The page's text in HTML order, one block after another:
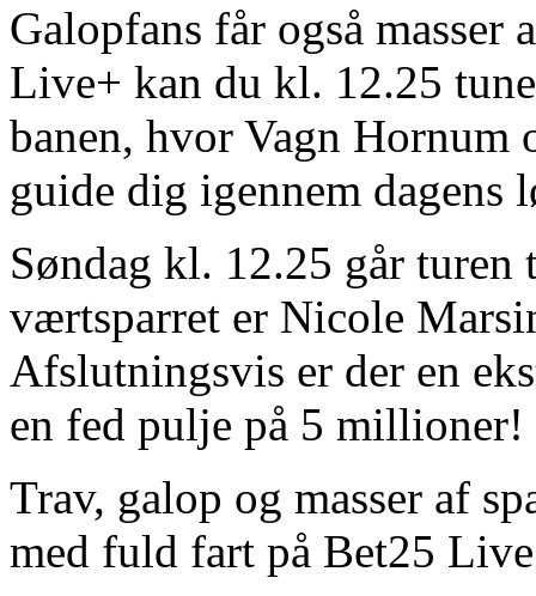
Galopfans får også
Live+ kan du kl. 12.25
banen, hvor Vagn
guide dig igennem dagens
Søndag kl. 12.25 går
værtsparret er Nicole
Afslutningsvis er der en
en fed pulje på 5 millioner!
Trav, galop og masser af
med fuld fart på Bet25